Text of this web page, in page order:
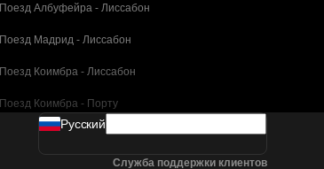
Поезд Албуфейра - Лиссабон
Поезд Мадрид - Лиссабон
Поезд Коимбра - Лиссабон
Поезд Коимбра - Порту
Поезд Валенсия - Барселона
Pусский
Служба поддержки клиентов